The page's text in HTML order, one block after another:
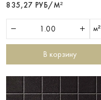
835,27 РУБ/М²
м²
В корзину